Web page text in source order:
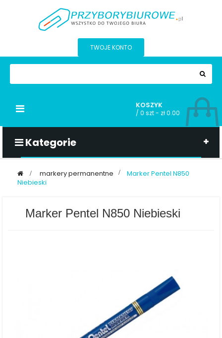
TWOJE KONTO
KOSZYK
/ 0 szt - zł 0.00
Kategorie
Przełącz
> markery permanentne >
Marker Pentel N850
Niebieski
Marker Pentel N850 Niebieski